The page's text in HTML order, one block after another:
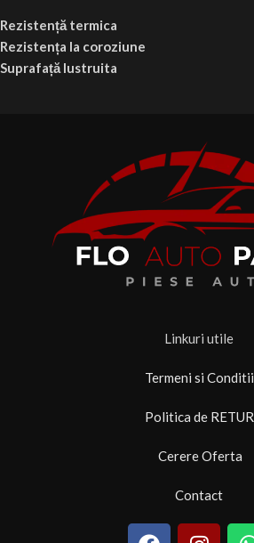
Rezistență termica
Rezistența la coroziune
Suprafață lustruita
Linkuri utile
Termeni si Conditii
Politica de RETUR
Cerere Oferta
Contact